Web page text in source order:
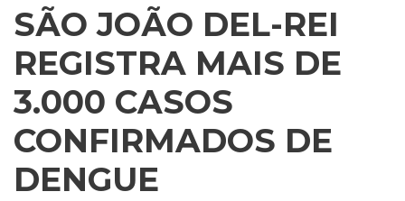
conteúdo
SÃO JOÃO DEL-REI
REGISTRA MAIS DE
3.000 CASOS
CONFIRMADOS DE
DENGUE